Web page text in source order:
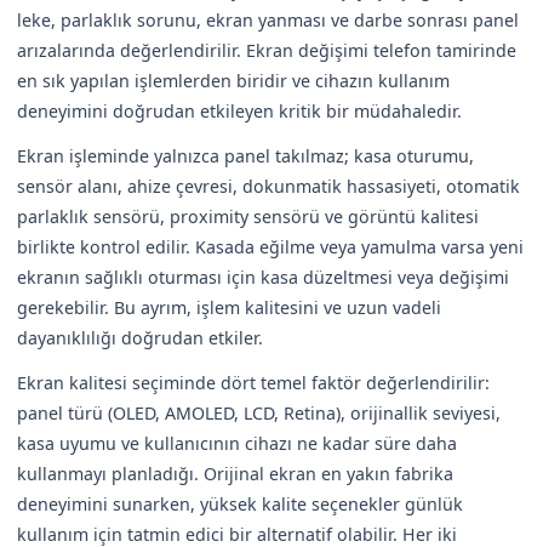
leke, parlaklık sorunu, ekran yanması ve darbe sonrası panel
arızalarında değerlendirilir. Ekran değişimi telefon tamirinde
en sık yapılan işlemlerden biridir ve cihazın kullanım
deneyimini doğrudan etkileyen kritik bir müdahaledir.
Ekran işleminde yalnızca panel takılmaz; kasa oturumu,
sensör alanı, ahize çevresi, dokunmatik hassasiyeti, otomatik
parlaklık sensörü, proximity sensörü ve görüntü kalitesi
birlikte kontrol edilir. Kasada eğilme veya yamulma varsa yeni
ekranın sağlıklı oturması için kasa düzeltmesi veya değişimi
gerekebilir. Bu ayrım, işlem kalitesini ve uzun vadeli
dayanıklılığı doğrudan etkiler.
Ekran kalitesi seçiminde dört temel faktör değerlendirilir:
panel türü (OLED, AMOLED, LCD, Retina), orijinallik seviyesi,
kasa uyumu ve kullanıcının cihazı ne kadar süre daha
kullanmayı planladığı. Orijinal ekran en yakın fabrika
deneyimini sunarken, yüksek kalite seçenekler günlük
kullanım için tatmin edici bir alternatif olabilir. Her iki